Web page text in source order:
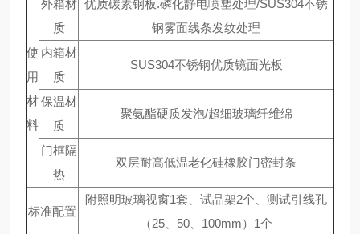
使
用
材
料
外箱材
质
优质碳素钢板.磷化静电喷塑处理/SUS304不锈
钢雾面线条发纹处理
内箱材
质
SUS304不锈钢优质镜面光板
保温材
质
聚氨酯硬质发泡/超细玻璃纤维绵
门框隔
热
双层耐高低温老化硅橡胶门密封条
标准配置
附照明玻璃视窗1套、试品架2个、测试引线孔
（25、50、100mm）1个